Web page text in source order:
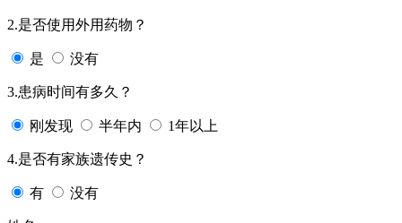
2.是否使用外用药物？
是 没有
3.患病时间有多久？
刚发现 半年内 1年以上
4.是否有家族遗传史？
有 没有